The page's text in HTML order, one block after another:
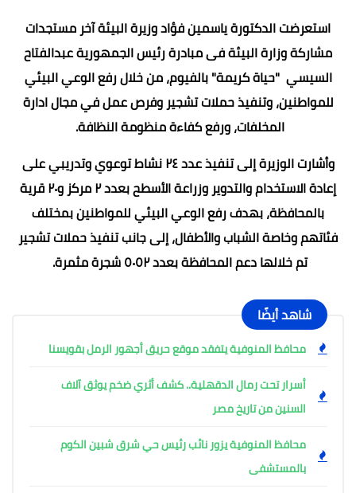
استعرضت الدكتورة ياسمين فؤاد وزيرة البيئة آخر مستجدات
مشاركة وزارة البيئة فى مبادرة رئيس الجمهورية عبدالفتاح
السيسي "حياة كريمة" بالفيوم، من خلال رفع الوعي البيئي
للمواطنين، وتنفيذ حملات تشجير وفرص عمل في مجال ادارة
المخلفات، ورفع كفاءة منظومة النظافة.
وأشارت الوزيرة إلى تنفيذ عدد ٢٤ نشاط توعوي وتدريبي على
إعادة الاستخدام والتدوير وزراعة الأسطح بعدد ٢ مركز و٢٠ قرية
بالمحافظة، بهدف رفع الوعي البيئي للمواطنين بمختلف
فئاتهم وخاصة الشباب والأطفال، إلى جانب تنفيذ حملات تشجير
تم خلالها دعم المحافظة بعدد ٥٠٥٢ شجرة مثمرة.
شاهد أيضًا
محافظ المنوفية يتفقد موقع حريق أجهور الرمل بقويسنا
أسرار تحت رمال الدقهلية.. كشف أثري ضخم يوثق آلاف
السنين من تاريخ مصر
محافظ المنوفية يزور نائب رئيس حي شرق شبين الكوم
بالمستشفى